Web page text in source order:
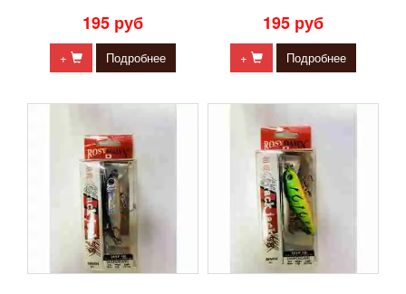
195 руб
+ Подробнее
195 руб
+ Подробнее